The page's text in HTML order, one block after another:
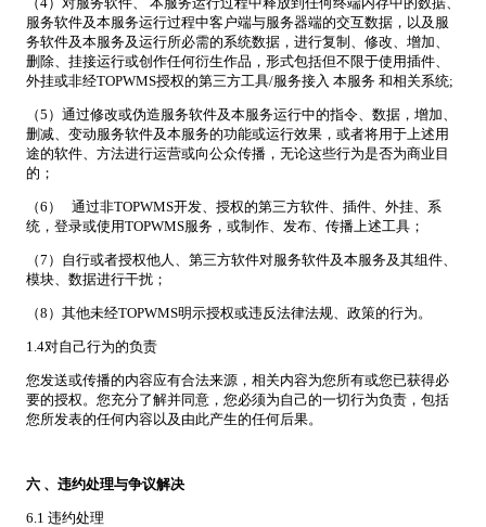
服务软件及本服务运行过程中客户端与服务器端的交互数据，以及服
务软件及本服务及运行所必需的系统数据，进行复制、修改、增加、
删除、挂接运行或创作任何衍生作品，形式包括但不限于使用插件、
外挂或非经TOPWMS授权的第三方工具/服务接入 本服务 和相关系统;
（5）通过修改或伪造服务软件及本服务运行中的指令、数据，增加、
删减、变动服务软件及本服务的功能或运行效果，或者将用于上述用
途的软件、方法进行运营或向公众传播，无论这些行为是否为商业目
的；
（6） 通过非TOPWMS开发、授权的第三方软件、插件、外挂、系
统，登录或使用TOPWMS服务，或制作、发布、传播上述工具；
（7）自行或者授权他人、第三方软件对服务软件及本服务及其组件、
模块、数据进行干扰；
（8）其他未经TOPWMS明示授权或违反法律法规、政策的行为。
1.4对自己行为的负责
您发送或传播的内容应有合法来源，相关内容为您所有或您已获得必
要的授权。您充分了解并同意，您必须为自己的一切行为负责，包括
您所发表的任何内容以及由此产生的任何后果。
六 、违约处理与争议解决
6.1 违约处理